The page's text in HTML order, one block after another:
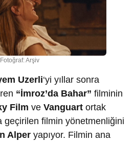
Fotoğraf: Arşiv
Uzerli‘yi yıllar sonra
“İmroz’da Bahar” filminin
Film ve Vanguart ortak
geçirilen filmin yönetmenliğini
Alper yapıyor. Filmin ana